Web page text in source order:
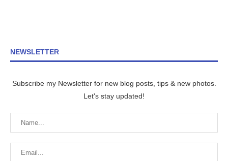
NEWSLETTER
Subscribe my Newsletter for new blog posts, tips & new photos.
Let's stay updated!